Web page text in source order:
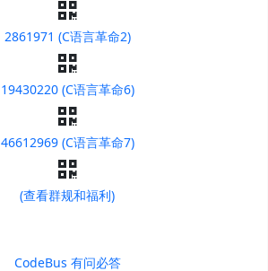
2861971 (C语言革命2)
19430220 (C语言革命6)
46612969 (C语言革命7)
(查看群规和福利)
CodeBus 有问必答